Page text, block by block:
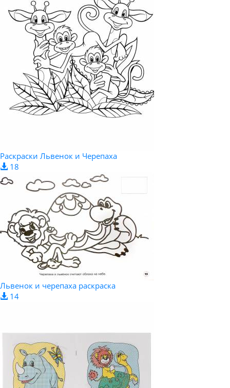
Раскраски Львенок и Черепаха
18
Львенок и черепаха раскраска
14